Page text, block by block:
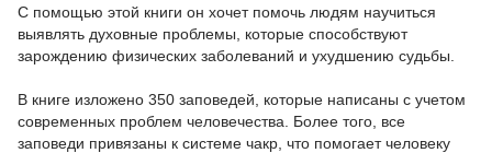
С помощью этой книги он хочет помочь людям научиться
выявлять духовные проблемы, которые способствуют
зарождению физических заболеваний и ухудшению судьбы.
В книге изложено 350 заповедей, которые написаны с учетом
современных проблем человечества. Более того, все
заповеди привязаны к системе чакр, что помогает человеку